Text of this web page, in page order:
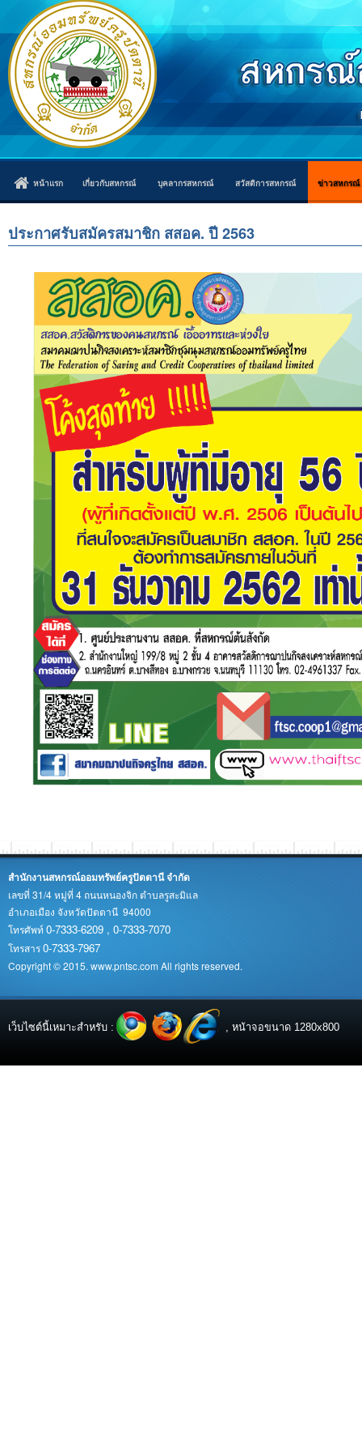
หน้าแรก เกี่ยวกับสหกรณ์ บุคลากรสหกรณ์ สวัสดิการสหกรณ์ ข่าวสหกรณ์
ประกาศรับสมัครสมาชิก สสอค. ปี 2563
สำนักงานสหกรณ์ออมทรัพย์ครูปัตตานี จำกัด
เลขที่ 31/4 หมู่ที่ 4 ถนนหนองจิก ตำบลรูสะมิแล
อำเภอเมือง จังหวัดปัตตานี 94000
โทรศัพท์0-7333-6209 , 0-7333-7070
โทรสาร0-7333-7967
Copyright © 2015. www.pntsc.com All rights reserved.
เว็บไซต์นี้เหมาะสำหรับ : , หน้าจอขนาด 1280x800